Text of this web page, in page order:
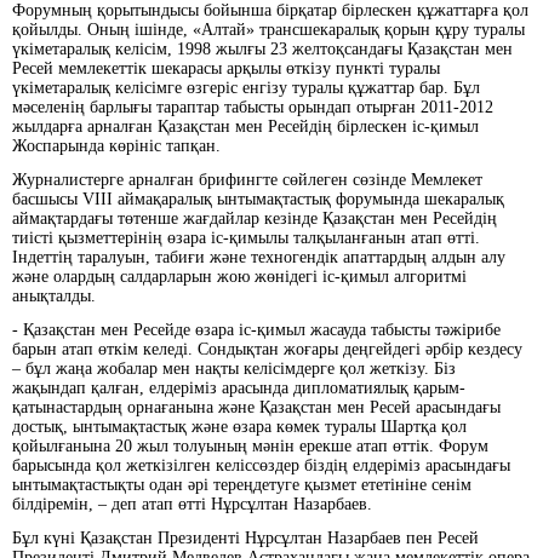
Форумның қорытындысы бойынша бірқатар бірлескен құжаттарға қол
қойылды. Оның ішінде, «Алтай» трансшекаралық қорын құру туралы
үкіметаралық келісім, 1998 жылғы 23 желтоқсандағы Қазақстан мен
Ресей мемлекеттік шекарасы арқылы өткізу пункті туралы
үкіметаралық келісімге өзгеріс енгізу туралы құжаттар бар. Бұл
мәселенің барлығы тараптар табысты орындап отырған 2011-2012
жылдарға арналған Қазақстан мен Ресейдің бірлескен іс-қимыл
Жоспарында көрініс тапқан.
Журналистерге арналған брифингте сөйлеген сөзінде Мемлекет
басшысы VIII аймақаралық ынтымақтастық форумында шекаралық
аймақтардағы төтенше жағдайлар кезінде Қазақстан мен Ресейдің
тиісті қызметтерінің өзара іс-қимылы талқыланғанын атап өтті.
Індеттің таралуын, табиғи және техногендік апаттардың алдын алу
және олардың салдарларын жою жөнідегі іс-қимыл алгоритмі
анықталды.
- Қазақстан мен Ресейде өзара іс-қимыл жасауда табысты тәжірибе
барын атап өткім келеді. Сондықтан жоғары деңгейдегі әрбір кездесу
– бұл жаңа жобалар мен нақты келісімдерге қол жеткізу. Біз
жақындап қалған, елдеріміз арасында дипломатиялық қарым-
қатынастардың орнағанына және Қазақстан мен Ресей арасындағы
достық, ынтымақтастық және өзара көмек туралы Шартқа қол
қойылғанына 20 жыл толуының мәнін ерекше атап өттік. Форум
барысында қол жеткізілген келіссөздер біздің елдеріміз арасындағы
ынтымақтастықты одан әрі тереңдетуге қызмет ететініне сенім
білдіремін, – деп атап өтті Нұрсұлтан Назарбаев.
Бұл күні Қазақстан Президенті Нұрсұлтан Назарбаев пен Ресей